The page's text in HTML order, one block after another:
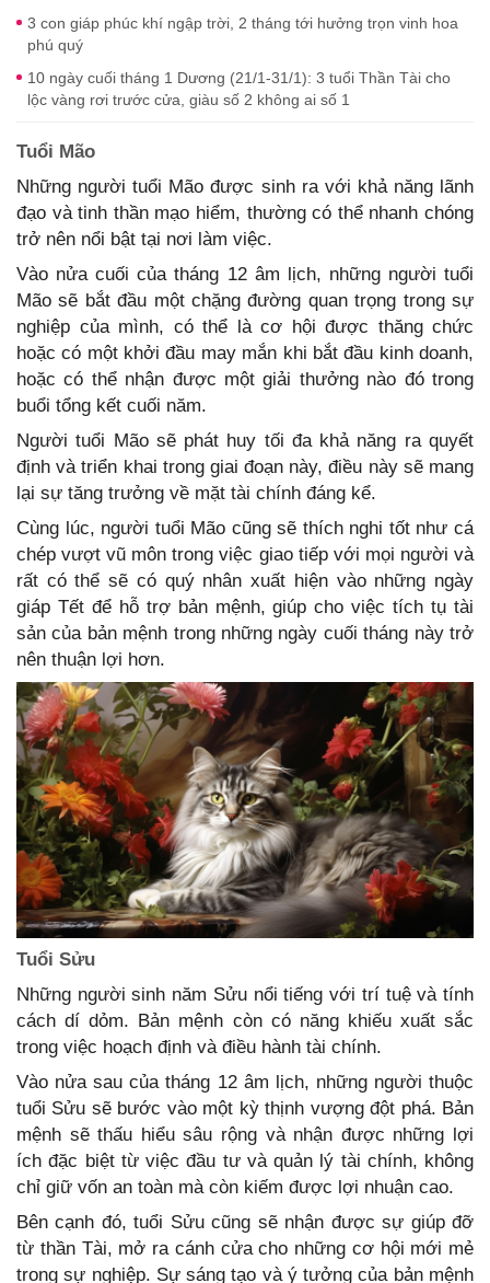
3 con giáp phúc khí ngập trời, 2 tháng tới hưởng trọn vinh hoa
phú quý
10 ngày cuối tháng 1 Dương (21/1-31/1): 3 tuổi Thần Tài cho
lộc vàng rơi trước cửa, giàu số 2 không ai số 1
Tuổi Mão
Những người tuổi Mão được sinh ra với khả năng lãnh
đạo và tinh thần mạo hiểm, thường có thể nhanh chóng
trở nên nổi bật tại nơi làm việc.
Vào nửa cuối của tháng 12 âm lịch, những người tuổi
Mão sẽ bắt đầu một chặng đường quan trọng trong sự
nghiệp của mình, có thể là cơ hội được thăng chức
hoặc có một khởi đầu may mắn khi bắt đầu kinh doanh,
hoặc có thể nhận được một giải thưởng nào đó trong
buổi tổng kết cuối năm.
Người tuổi Mão sẽ phát huy tối đa khả năng ra quyết
định và triển khai trong giai đoạn này, điều này sẽ mang
lại sự tăng trưởng về mặt tài chính đáng kể.
Cùng lúc, người tuổi Mão cũng sẽ thích nghi tốt như cá
chép vượt vũ môn trong việc giao tiếp với mọi người và
rất có thể sẽ có quý nhân xuất hiện vào những ngày
giáp Tết để hỗ trợ bản mệnh, giúp cho việc tích tụ tài
sản của bản mệnh trong những ngày cuối tháng này trở
nên thuận lợi hơn.
Tuổi Sửu
Những người sinh năm Sửu nổi tiếng với trí tuệ và tính
cách dí dỏm. Bản mệnh còn có năng khiếu xuất sắc
trong việc hoạch định và điều hành tài chính.
Vào nửa sau của tháng 12 âm lịch, những người thuộc
tuổi Sửu sẽ bước vào một kỳ thịnh vượng đột phá. Bản
mệnh sẽ thấu hiểu sâu rộng và nhận được những lợi
ích đặc biệt từ việc đầu tư và quản lý tài chính, không
chỉ giữ vốn an toàn mà còn kiếm được lợi nhuận cao.
Bên cạnh đó, tuổi Sửu cũng sẽ nhận được sự giúp đỡ
từ thần Tài, mở ra cánh cửa cho những cơ hội mới mẻ
trong sự nghiệp. Sự sáng tạo và ý tưởng của bản mệnh